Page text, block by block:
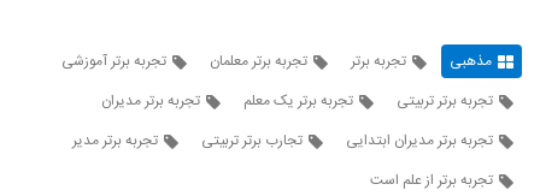
مذهبی تجربه برتر تجربه برتر معلمان
تجربه برتر آموزشی
تجربه برتر تربیتی
تجربه برتر یک معلم
تجربه برتر مدیران
تجربه برتر مدیران ابتدایی
تجارب برتر تربیتی
تجربه برتر مدیر
تجربه برتر از علم است